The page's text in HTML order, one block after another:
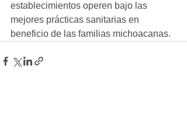
establecimientos operen bajo las
mejores prácticas sanitarias en
beneficio de las familias michoacanas.